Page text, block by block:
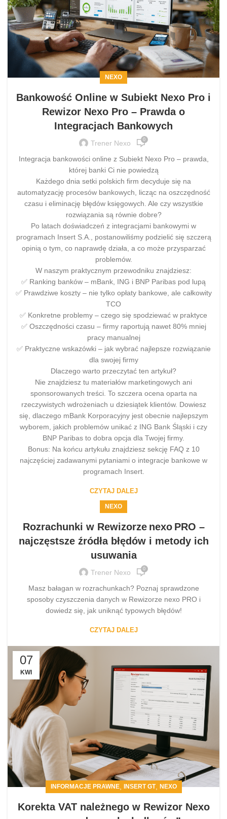
NEXO
Bankowość Online w Subiekt Nexo Pro i
Rewizor Nexo Pro – Prawda o
Integracjach Bankowych
Trener Nexo 0
Integracja bankowości online z Subiekt Nexo Pro – prawda,
której banki Ci nie powiedzą
Każdego dnia setki polskich firm decyduje się na
automatyzację procesów bankowych, licząc na oszczędność
czasu i eliminację błędów księgowych. Ale czy wszystkie
rozwiązania są równie dobre?
Po latach doświadczeń z integracjami bankowymi w
programach Insert S.A., postanowiliśmy podzielić się szczerą
opinią o tym, co naprawdę działa, a co może przysparzać
problemów.
W naszym praktycznym przewodniku znajdziesz:
✅ Ranking banków – mBank, ING i BNP Paribas pod lupą
✅ Prawdziwe koszty – nie tylko opłaty bankowe, ale całkowity
TCO
✅ Konkretne problemy – czego się spodziewać w praktyce
✅ Oszczędności czasu – firmy raportują nawet 80% mniej
pracy manualnej
✅ Praktyczne wskazówki – jak wybrać najlepsze rozwiązanie
dla swojej firmy
Dlaczego warto przeczytać ten artykuł?
Nie znajdziesz tu materiałów marketingowych ani
sponsorowanych treści. To szczera ocena oparta na
rzeczywistych wdrożeniach u dziesiątek klientów. Dowiesz
się, dlaczego mBank Korporacyjny jest obecnie najlepszym
wyborem, jakich problemów unikać z ING Bank Śląski i czy
BNP Paribas to dobra opcja dla Twojej firmy.
Bonus: Na końcu artykułu znajdziesz sekcję FAQ z 10
najczęściej zadawanymi pytaniami o integracje bankowe w
programach Insert.
CZYTAJ DALEJ
NEXO
Rozrachunki w Rewizorze nexo PRO –
najczęstsze źródła błędów i metody ich
usuwania
Trener Nexo 0
Masz bałagan w rozrachunkach? Poznaj sprawdzone
sposoby czyszczenia danych w Rewizorze nexo PRO i
dowiedz się, jak uniknąć typowych błędów!
CZYTAJ DALEJ
07
KWI
INFORMACJE PRAWNE, INSERT GT, NEXO
Korekta VAT należnego w Rewizor Nexo